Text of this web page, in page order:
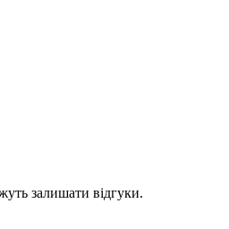
залишати відгуки.